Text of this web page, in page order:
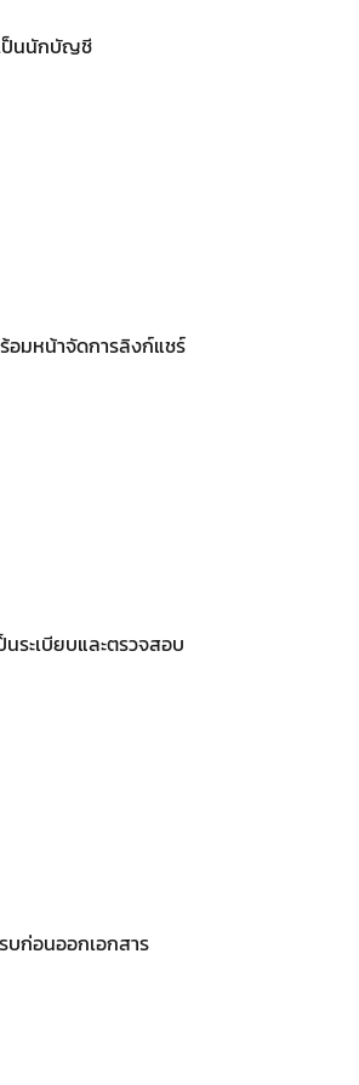
เป็นนักบัญชี
อมหน้าจัดการลิงก์แชร์
ระเบียบและตรวจสอบ
บก่อนออกเอกสาร